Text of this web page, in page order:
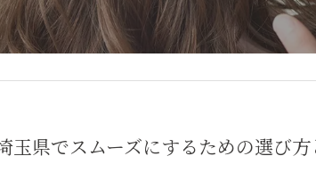
玉県でスムーズにするための選び方